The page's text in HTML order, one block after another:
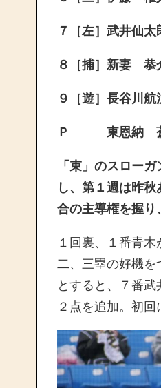
７［左］武井仙太
８［捕］新妻 恭
９［遊］長谷川航
Ｐ 東恩納 蒼（
「束」のスロー
し、第１週は昨
合の主導権を握り
１回裏、１番青
二、三塁の好機
とすると、７番
２点を追加。初回